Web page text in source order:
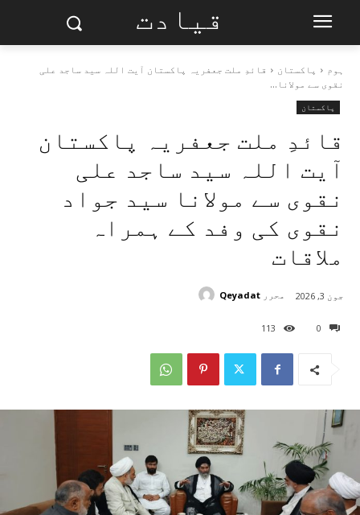
قیادت
ہوم پاکستان
قائدِ ملت جعفریہ پاکستان آیت اللہ سید ساجد علی
نقوی سے مولانا...
پاکستان
قائدِ ملت جعفریہ پاکستان
آیت اللہ سید ساجد علی
نقوی سے مولانا سید جواد
نقوی کی وفد کے ہمراہ
ملاقات
0
113
جون 3, 2026 محرر Qeyadat